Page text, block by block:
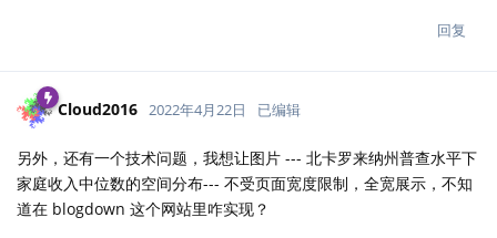
回复
Cloud2016 2022年4月22日 已编辑
另外，还有一个技术问题，我想让图片 --- 北卡罗来纳州普查水平下
家庭收入中位数的空间分布--- 不受页面宽度限制，全宽展示，不知
道在 blogdown 这个网站里咋实现？